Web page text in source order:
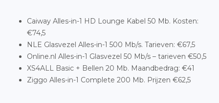
Caiway Alles-in-1 HD Lounge Kabel 50 Mb. Kosten:
€74,5
NLE Glasvezel Alles-in-1 500 Mb/s. Tarieven: €67,5
Online.nl Alles-in-1 Glasvezel 50 Mb/s – tarieven €50,5
XS4ALL Basic + Bellen 20 Mb. Maandbedrag: €41
Ziggo Alles-in-1 Complete 200 Mb. Prijzen €62,5